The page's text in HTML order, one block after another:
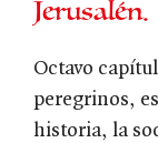
Jerusalén.
Octavo
peregrinos,
historia, la